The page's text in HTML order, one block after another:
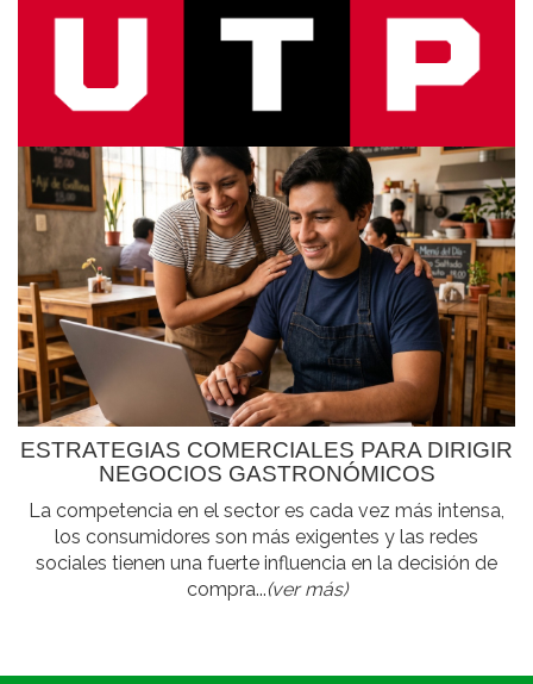
ESTRATEGIAS COMERCIALES PARA DIRIGIR
NEGOCIOS GASTRONÓMICOS
La competencia en el sector es cada vez más intensa,
los consumidores son más exigentes y las redes
sociales tienen una fuerte influencia en la decisión de
compra...(ver más)